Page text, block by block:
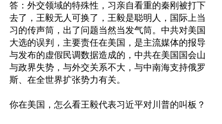
答：外交领域的特殊性，习亲自看重的秦刚被打下
去了，王毅无人可换了，王毅是聪明人，国际上当
习的传声筒，出了问题当然当发气筒。中共对美国
大选的误判，主要责任在美国，是主流媒体的报导
与发布的虚假民调数据造成的，中共在美国国会山
与政界失势，与外交关系不大，与中南海支持俄罗
斯、在全世界扩张势力有关。
你在美国，怎么看王毅代表习近平对川普的叫板？